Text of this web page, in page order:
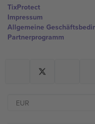
TixProtect
Impressum
Allgemeine
Partnerprogramm